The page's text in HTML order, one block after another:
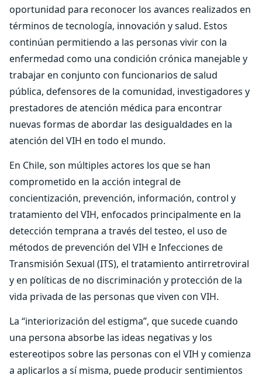
oportunidad para reconocer los avances realizados en
términos de tecnología, innovación y salud. Estos
continúan permitiendo a las personas vivir con la
enfermedad como una condición crónica manejable y
trabajar en conjunto con funcionarios de salud
pública, defensores de la comunidad, investigadores y
prestadores de atención médica para encontrar
nuevas formas de abordar las desigualdades en la
atención del VIH en todo el mundo.
En Chile, son múltiples actores los que se han
comprometido en la acción integral de
concientización, prevención, información, control y
tratamiento del VIH, enfocados principalmente en la
detección temprana a través del testeo, el uso de
métodos de prevención del VIH e Infecciones de
Transmisión Sexual (ITS), el tratamiento antirretroviral
y en políticas de no discriminación y protección de la
vida privada de las personas que viven con VIH.
La “interiorización del estigma”, que sucede cuando
una persona absorbe las ideas negativas y los
estereotipos sobre las personas con el VIH y comienza
a aplicarlos a sí misma, puede producir sentimientos